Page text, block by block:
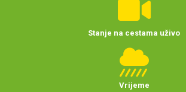
Stanje na cestama uživo
Vrijeme